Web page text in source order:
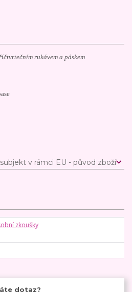
rukávem a páskem
v rámci EU - původ zboží
zkoušky
dotaz?